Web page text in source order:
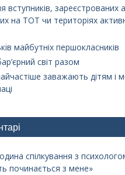
вступників, зареєстрованих
на ТОТ чи територіях
майбутніх першокласників
світ разом
заважають дітям і
спілкування з
починається з мене»